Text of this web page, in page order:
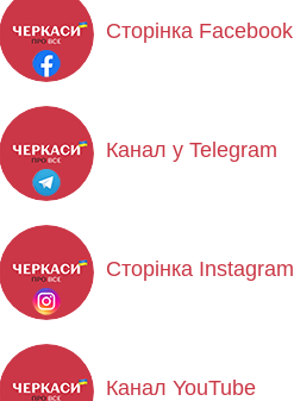
Сторінка Facebook
Канал у Telegram
Сторінка Instagram
Канал YouTube